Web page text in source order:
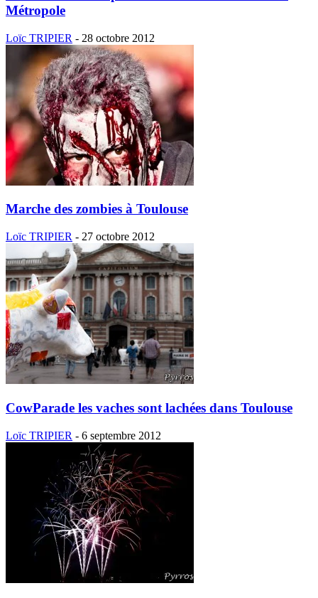
Métropole
Loïc TRIPIER - 28 octobre 2012
Marche des zombies à Toulouse
Loïc TRIPIER - 27 octobre 2012
CowParade les vaches sont lachées dans Toulouse
Loïc TRIPIER - 6 septembre 2012